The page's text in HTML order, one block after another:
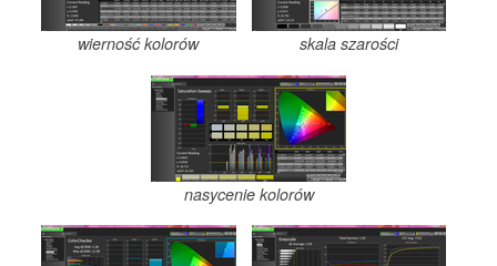
wierność kolorów skala szarości
nasycenie kolorów